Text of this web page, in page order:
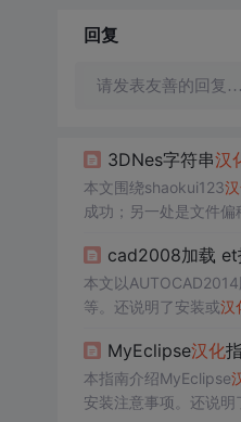
回复
请发表友善的回复…
3DNes字符串汉
本文围绕shaokui123
成功；另一处是文件
cad2008加载 et
本文以
等。还说明了安装或汉
MyEclipse汉化
本指南介绍MyEclipse
安装注意事项。还说明